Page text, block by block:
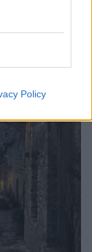
Policy
che stanno